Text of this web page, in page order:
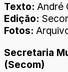
Texto: André
Edição:
Fotos:
Secretaria
(Secom)